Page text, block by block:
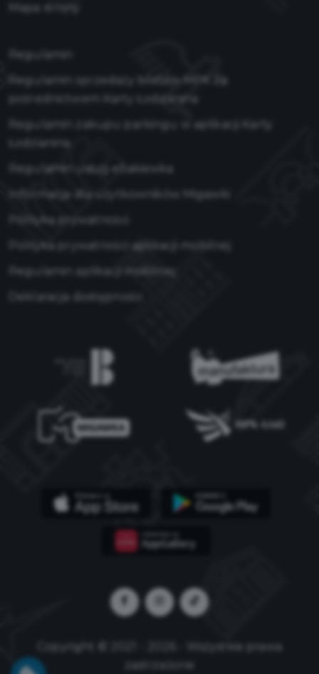
Mapa strony
Regulamin
Regulamin sprzedaży biletów MPK za
pośrednictwem Karty Łodzianina
Regulamin zakupu parkingu w aplikacji Karty
Łodzianina
Regulamin usług eSakiewka
Informacja dla użytkowników Migawki
Polityka prywatności
Polityka prywatności aplikacji mobilnej
Regulamin aplikacji mobilnej
Deklaracja dostępności